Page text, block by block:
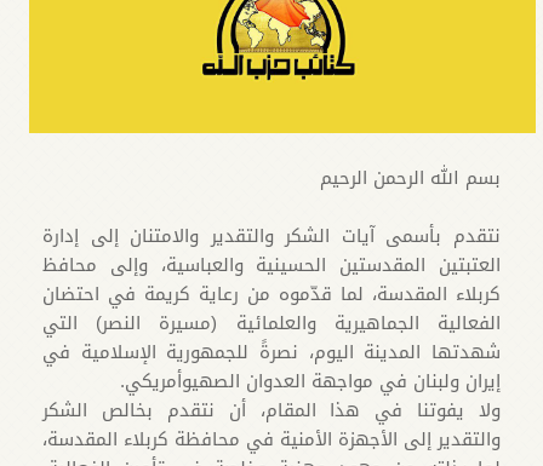
بسم الله الرحمن الرحيم
نتقدم بأسمى آيات الشكر والتقدير والامتنان إلى إدارة
العتبتين المقدستين الحسينية والعباسية، وإلى محافظ
كربلاء المقدسة، لما قدّموه من رعاية كريمة في احتضان
الفعالية الجماهيرية والعلمائية (مسيرة النصر) التي
شهدتها المدينة اليوم، نصرةً للجمهورية الإسلامية في
إيران ولبنان في مواجهة العدوان الصهيوأمريكي.
ولا يفوتنا في هذا المقام، أن نتقدم بخالص الشكر
والتقدير إلى الأجهزة الأمنية في محافظة كربلاء المقدسة،